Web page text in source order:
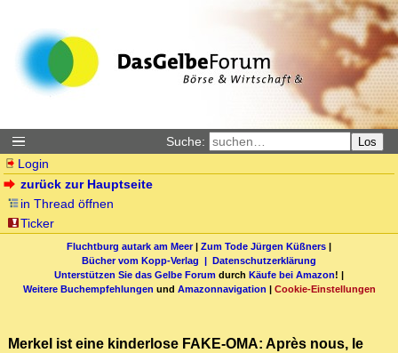
Suche: Los
Login
zurück zur Hauptseite
in Thread öffnen
Ticker
Fluchtburg autark am Meer| Zum Tode Jürgen Küßners |
Bücher vom Kopp-Verlag | Datenschutzerklärung
Unterstützen Sie das Gelbe Forum durch Käufe bei Amazon! |
Weitere Buchempfehlungen und Amazonnavigation | Cookie-Einstellungen
Merkel ist eine kinderlose FAKE-OMA: Après nous, le